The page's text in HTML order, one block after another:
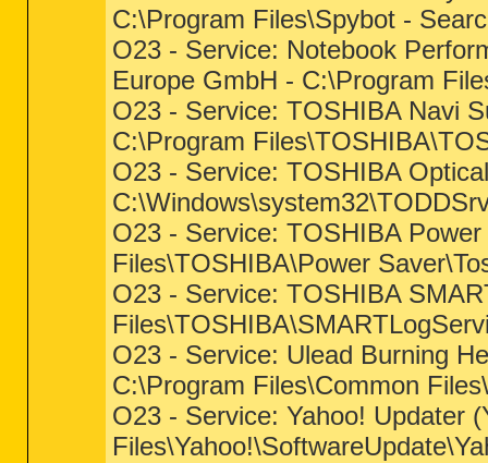
C:\Program Files\Spybot -
O23 - Service: Notebook
Europe GmbH - C:\Program
O23 - Service: TOSHIBA Navi
C:\Program
O23 - Service: TOSHIBA
O23 - Service: TOSHIBA
Files\TOSHIBA\Power
O23 - Service: TOSHIBA
O23 - Service: Ulead Burning
C:\Program Files\Common
O23 - Service: Yahoo! Updater